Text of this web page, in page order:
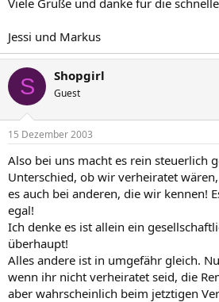
Viele Grüße und danke für die
Jessi und Markus
S Shopgirl
Guest
15 Dezember 2003
Also bei uns macht es rein steuerlich
Unterschied, ob wir verheiratet
es auch bei anderen, die wir kennen!
egal!
Ich denke es ist allein ein
überhaupt!
Alles andere ist in umgefähr gleich.
wenn ihr nicht verheiratet seid, die
aber wahrscheinlich beim jetztigen